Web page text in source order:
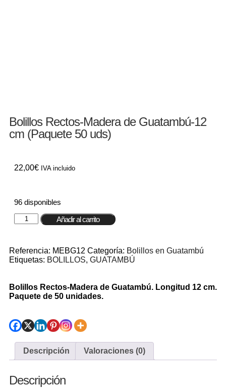
Bolillos Rectos-Madera de Guatambú-12
cm (Paquete 50 uds)
22,00€ IVA incluido
96 disponibles
Añadir al carrito
Referencia: MEBG12 Categoría: Bolillos en Guatambú
Etiquetas: BOLILLOS, GUATAMBÚ
Bolillos Rectos-Madera de Guatambú. Longitud 12 cm.
Paquete de 50 unidades.
Descripción Valoraciones (0)
Descripción